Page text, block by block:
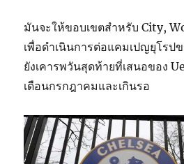
มันจะให้ขอบเขตสำหรับ City,
เพื่อดำเนินการต่อแคมเปญยุโรป
ยังเคารพวันสุดท้ายที่เสนอของ
เดือนกรกฎาคมและเกินรอ